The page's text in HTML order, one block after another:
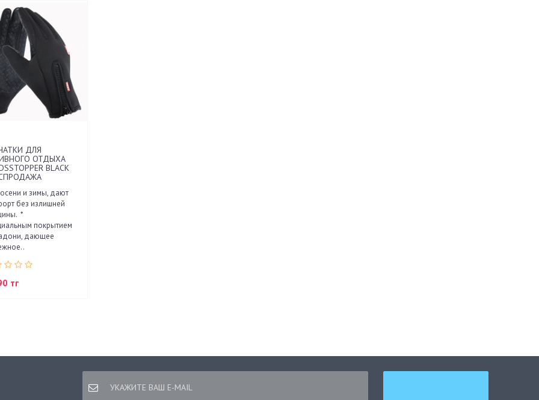
ДЛЯ
ОТДЫХА
BLACK
и зимы, дают
без излишней
*
покрытием
дающее
тг